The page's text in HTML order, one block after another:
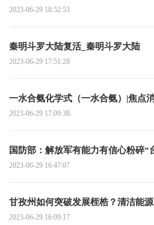
2023-06-29 18:52:53
秦明斗罗大陆复活_秦明斗罗大陆
2023-06-29 17:51:28
一水合氨化学式（一水合氨）|焦点
2023-06-29 17:09:38
国防部：解放军有能力有信心粉碎“
2023-06-29 16:47:07
甘孜州如何突破发展桎梏？清洁能
2023-06-29 16:09:17